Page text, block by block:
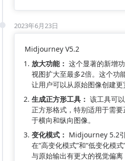
2023年6月23日
Midjourney V5.2
放大功能： 这个显著的新增
视图扩大至最多2倍。这个功
让用户可以从原始图像创建更
生成正方形工具： 该工具可
正方形格式，特别适用于需
于横向和纵向图像。
变化模式： Midjourney 5.2
在“高变化模式”和“低变化模
与原始输出有更大的视觉偏